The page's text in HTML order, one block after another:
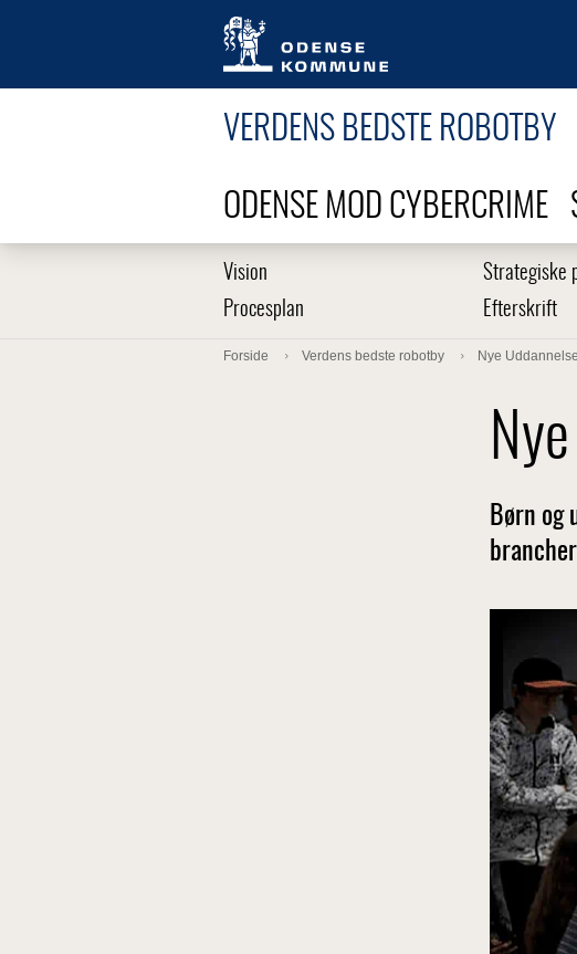
VERDENS BEDSTE ROBOTBY
ODENSE MOD CYBERCRIME
Vision Strategiske
Procesplan
Efterskrift
Forside Verdens bedste robotby Nye
Børn og